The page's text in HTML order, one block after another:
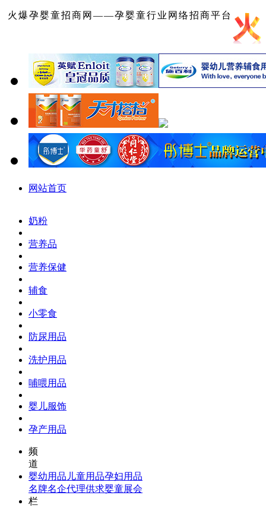
火爆孕婴童招商网——孕婴童行业网络招商平台
网站首页
奶粉
营养品
营养保健
辅食
小零食
防尿用品
洗护用品
哺喂用品
婴儿服饰
孕产用品
频
道
婴幼用品 儿童用品孕妇用品
名牌名企代理供求婴童展会
栏